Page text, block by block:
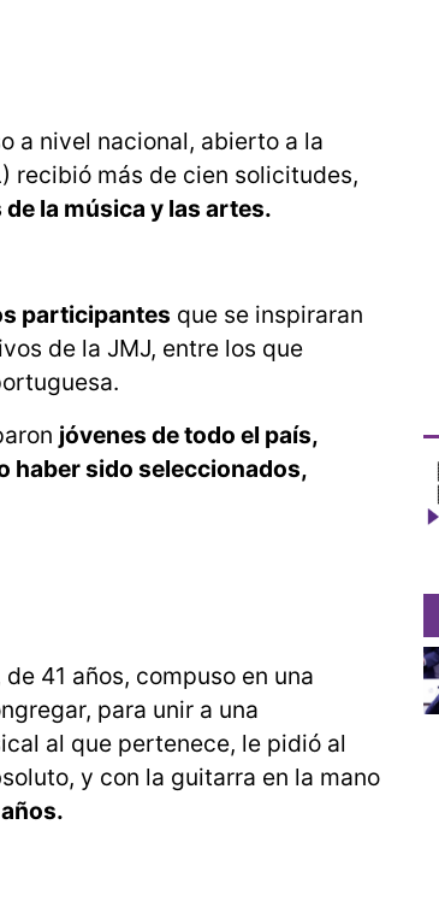
a nivel nacional, abierto a la
recibió más de cien solicitudes,
la música y las artes.
participantes que se inspiraran
de la JMJ, entre los que
jóvenes de todo el país,
haber sido seleccionados,
41 años, compuso en una
para unir a una
al que pertenece, le pidió al
y con la guitarra en la mano